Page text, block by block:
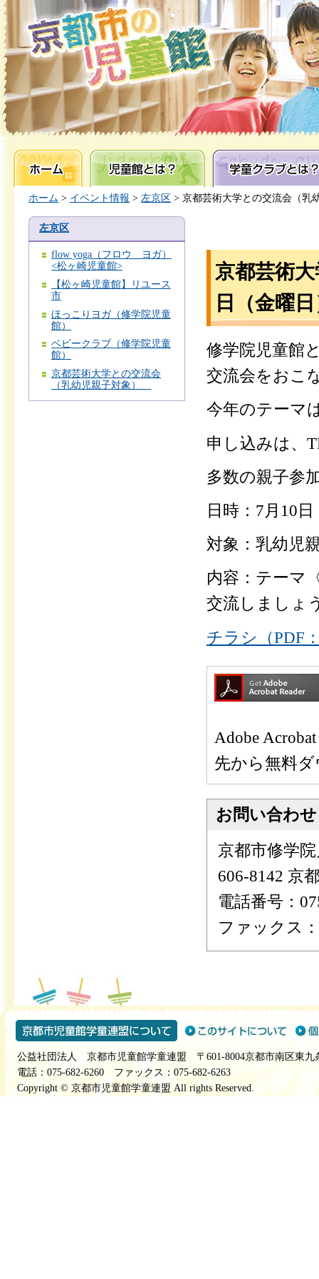
ホーム 児童館とは？ 学童クラブとは？
ホーム > イベント情報 > 左京区 > 京都芸術大学との交流会（
左京区
flow yoga（フロウ ヨガ）
<松ヶ崎児童館>
【松ヶ崎児童館】リユース
市
ほっこりヨガ（修学院児童
館）
ベビークラブ（修学院児童
館）
京都芸術大学との交流会
（乳幼児親子対象）
京都芸術
日（金曜
修学院児童館
交流会をおこ
今年のテーマ
申し込みは、
多数の親子参
日時：7月10
対象：乳幼児
内容：テーマ
交流しましょ
チラシ（PDF
Adobe
先から無料
お問い合わせ
京都市修学
606-8142 京
電話番号：
ファックス
公益社団法人 京都市児童館学童連盟 〒601-8004京都市南区東九
電話：075-682-6260 ファックス：075-682-6263
Copyright © 京都市児童館学童連盟 All rights Reserved.